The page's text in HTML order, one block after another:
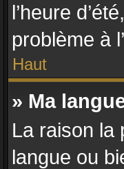
l’heure
problème à
Haut
» Ma
La raison la
langue ou